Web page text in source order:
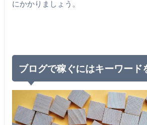
にかかりましょう。
ブログで稼ぐにはキーワード